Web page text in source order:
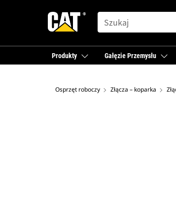
SEARCH
Produkty Gałęzie Przemysłu
Osprzęt roboczy Złącza – koparka